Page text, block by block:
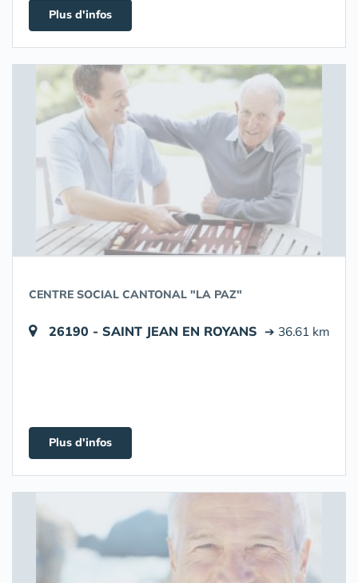
Plus d'infos
CENTRE SOCIAL CANTONAL "LA PAZ"
26190 - SAINT JEAN EN ROYANS ➔ 36.61 km
Plus d'infos